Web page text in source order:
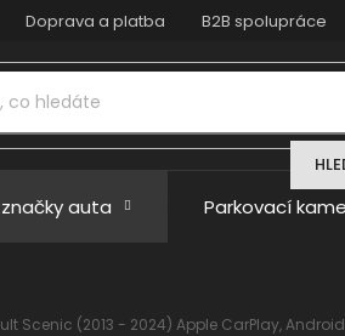
Doprava a platba B2B spolupráce
auta Parkovací
Scenic (2013 - 2024) Apple CarPlay, Android